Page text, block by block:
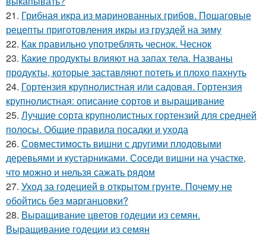
21. Грибная икра из маринованных грибов. Пошаговые
рецепты приготовления икры из груздей на зиму
22. Как правильно употреблять чеснок. Чеснок
23. Какие продукты влияют на запах тела. Названы
продукты, которые заставляют потеть и плохо пахнуть
24. Гортензия крупнолистная или садовая. Гортензия
крупнолистная: описание сортов и выращивание
25. Лучшие сорта крупнолистных гортензий для средней
полосы. Общие правила посадки и ухода
26. Совместимость вишни с другими плодовыми
деревьями и кустарниками. Соседи вишни на участке,
что можно и нельзя сажать рядом
27. Уход за годецией в открытом грунте. Почему не
обойтись без марганцовки?
28. Выращивание цветов годеции из семян.
Выращивание годеции из семян